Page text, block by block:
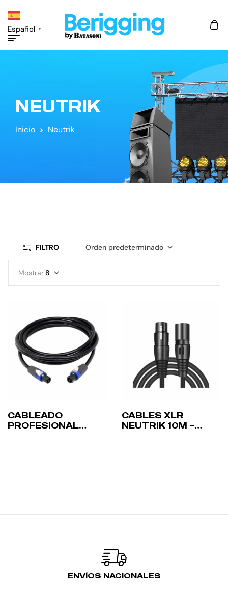
Español ▼
NEUTRIK
Inicio Neutrik
FILTRO Orden predeterminado
Mostrar 8
CABLEADO
PROFESIONAL
CABLES XLR
NEUTRIK 10M –
ENVÍOS NACIONALES